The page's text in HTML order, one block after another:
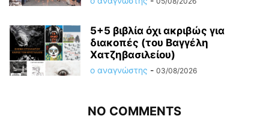
5+5 βιβλία όχι ακριβώς για
διακοπές (του Βαγγέλη
Χατζηβασιλείου)
ο αναγνώστης - 03/08/2026
NO COMMENTS